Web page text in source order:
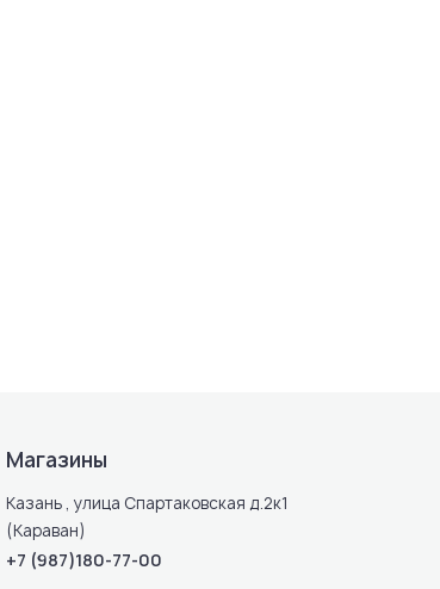
Магазины
Казань , улица Спартаковская д.2к1
(Караван)
+7 (987)180-77-00